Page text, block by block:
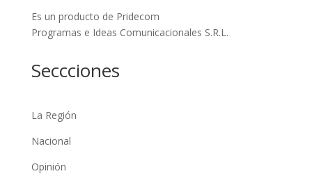
Es un producto de Pridecom
Programas e Ideas Comunicacionales S.R.L.
Seccciones
La Región
Nacional
Opinión